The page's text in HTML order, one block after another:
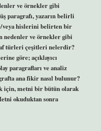
ve örnekler gibi
paragrafı, yazarın belirli
veya hislerini belirten bir
nedenler ve örnekler gibi
türleri çeşitleri nelerdir?
göre; açıklayıcı
paragrafları ve analiz
ana fikir nasıl bulunur?
için, metni bir bütün olarak
okuduktan sonra